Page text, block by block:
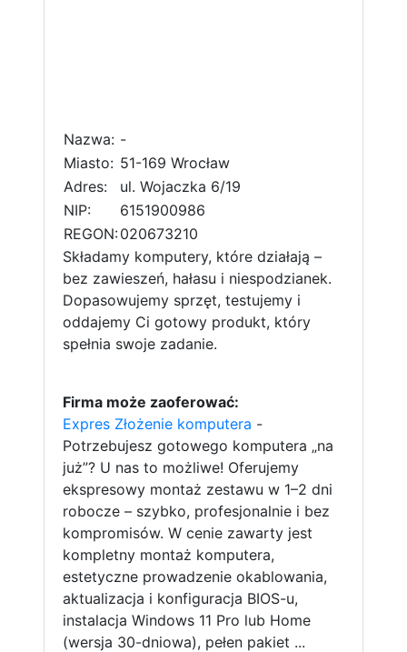
Nazwa: -
Miasto: 51-169 Wrocław
Adres:
ul. Wojaczka 6/19
NIP:
6151900986
REGON:020673210
Składamy komputery, które działają –
bez zawieszeń, hałasu i niespodzianek.
Dopasowujemy sprzęt, testujemy i
oddajemy Ci gotowy produkt, który
spełnia swoje zadanie.
Firma może zaoferować:
Expres Złożenie komputera -
Potrzebujesz gotowego komputera „na
już”? U nas to możliwe! Oferujemy
ekspresowy montaż zestawu w 1–2 dni
robocze – szybko, profesjonalnie i bez
kompromisów. W cenie zawarty jest
kompletny montaż komputera,
estetyczne prowadzenie okablowania,
aktualizacja i konfiguracja BIOS-u,
instalacja Windows 11 Pro lub Home
(wersja 30-dniowa), pełen pakiet ...